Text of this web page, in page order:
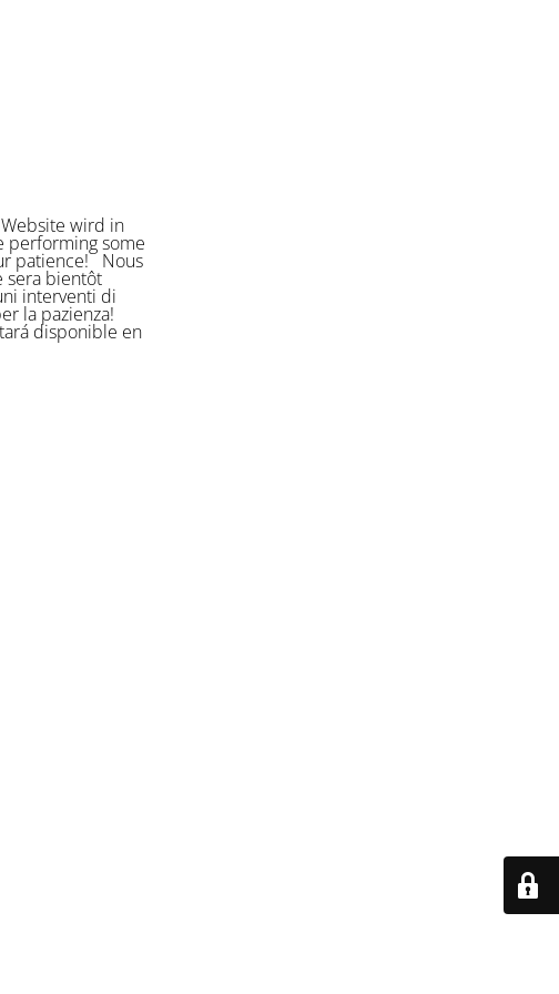
wird in
performing some
patience! Nous
sera bientôt
interventi di
la pazienza!
disponible en